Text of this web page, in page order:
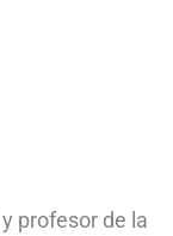
profesor de la